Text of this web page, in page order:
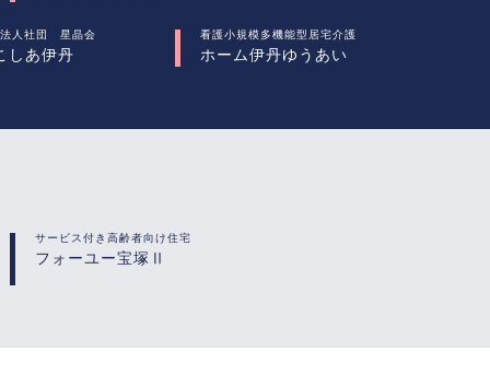
法人社団 星晶会
しあ伊丹
看護小規模多機能型居宅介護
ホーム伊丹ゆうあい
サービス付き高齢者向け住宅
フォーユー宝塚Ⅱ